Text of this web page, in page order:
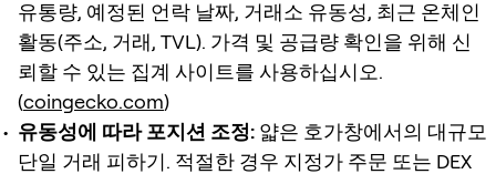
유통량, 예정된 언락 날짜, 거래소 유동성, 최근 온체인
활동(주소, 거래, TVL). 가격 및 공급량 확인을 위해 신
뢰할 수 있는 집계 사이트를 사용하십시오.
(coingecko.com)
유동성에 따라 포지션 조정: 얇은 호가창에서의 대규모
단일 거래 피하기. 적절한 경우 지정가 주문 또는 DEX